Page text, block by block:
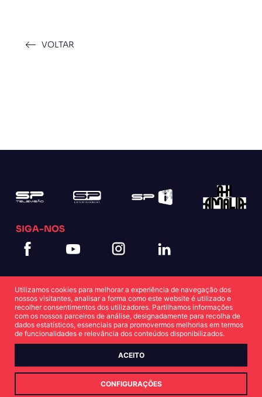
VOLTAR
SIGA-NOS
Política de Cookies Política de Privacidade
Utilizamos cookies para melhorar a experiência de navegação dos
nossos visitantes, analisar a forma como este website é utilizado e
recolher consentimentos dos utilizadores. Partilhamos informações
com os nossos parceiros de análise, designadamente para recolha de
dados estatísticos, essenciais para promovermos melhorias em termos
de funcionalidades e relevância dos conteúdos disponibilizados.
CONFIGURAÇÕES
ACEITO